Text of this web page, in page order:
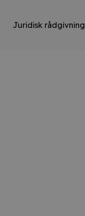
Juridisk rådgivning